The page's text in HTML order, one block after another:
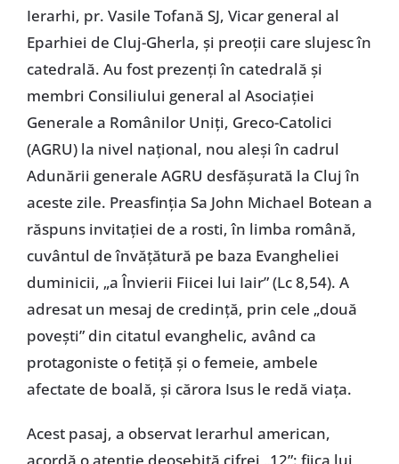
Ierarhi, pr. Vasile Tofană SJ, Vicar general al
Eparhiei de Cluj-Gherla, și preoții care slujesc în
catedrală. Au fost prezenți în catedrală și
membri Consiliului general al Asociației
Generale a Românilor Uniți, Greco-Catolici
(AGRU) la nivel național, nou aleși în cadrul
Adunării generale AGRU desfășurată la Cluj în
aceste zile. Preasfinția Sa John Michael Botean a
răspuns invitației de a rosti, în limba română,
cuvântul de învățătură pe baza Evangheliei
duminicii, „a Învierii Fiicei lui Iair” (Lc 8,54). A
adresat un mesaj de credință, prin cele „două
povești” din citatul evanghelic, având ca
protagoniste o fetiță și o femeie, ambele
afectate de boală, și cărora Isus le redă viața.
Acest pasaj, a observat Ierarhul american,
acordă o atenție deosebită cifrei „12”: fiica lui